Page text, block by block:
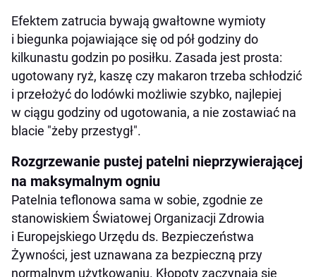
Efektem zatrucia bywają gwałtowne wymioty
i biegunka pojawiające się od pół godziny do
kilkunastu godzin po posiłku. Zasada jest prosta:
ugotowany ryż, kaszę czy makaron trzeba schłodzić
i przełożyć do lodówki możliwie szybko, najlepiej
w ciągu godziny od ugotowania, a nie zostawiać na
blacie "żeby przestygł".
Rozgrzewanie pustej patelni nieprzywierającej
na maksymalnym ogniu
Patelnia teflonowa sama w sobie, zgodnie ze
stanowiskiem Światowej Organizacji Zdrowia
i Europejskiego Urzędu ds. Bezpieczeństwa
Żywności, jest uznawana za bezpieczną przy
normalnym użytkowaniu. Kłopoty zaczynają się